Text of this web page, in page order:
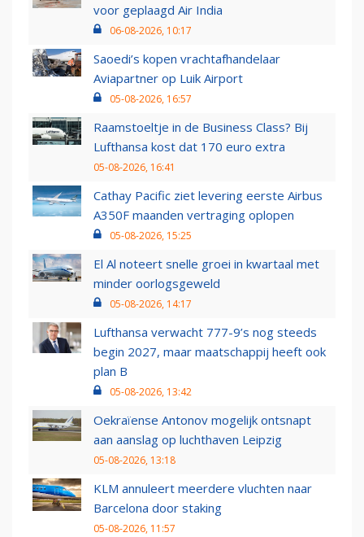
voor geplaagd Air India
06-08-2026, 10:17
Saoedi’s kopen vrachtafhandelaar
Aviapartner op Luik Airport
05-08-2026, 16:57
Raamstoeltje in de Business Class? Bij
Lufthansa kost dat 170 euro extra
05-08-2026, 16:41
Cathay Pacific ziet levering eerste Airbus
A350F maanden vertraging oplopen
05-08-2026, 15:25
El Al noteert snelle groei in kwartaal met
minder oorlogsgeweld
05-08-2026, 14:17
Lufthansa verwacht 777-9’s nog steeds
begin 2027, maar maatschappij heeft ook
plan B
05-08-2026, 13:42
Oekraïense Antonov mogelijk ontsnapt
aan aanslag op luchthaven Leipzig
05-08-2026, 13:18
KLM annuleert meerdere vluchten naar
Barcelona door staking
05-08-2026, 11:57